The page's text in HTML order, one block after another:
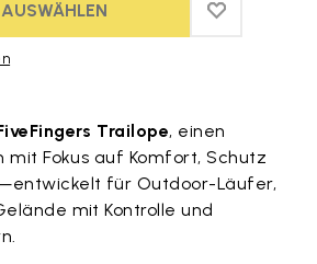
ADD TO
ADD TO
Trailope, einen
mit Fokus auf Komfort, Schutz
für Outdoor-Läufer,
mit Kontrolle und